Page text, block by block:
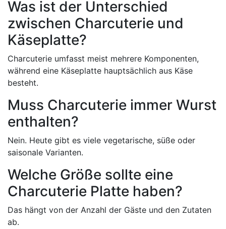
Was ist der Unterschied
zwischen Charcuterie und
Käseplatte?
Charcuterie umfasst meist mehrere Komponenten,
während eine Käseplatte hauptsächlich aus Käse
besteht.
Muss Charcuterie immer Wurst
enthalten?
Nein. Heute gibt es viele vegetarische, süße oder
saisonale Varianten.
Welche Größe sollte eine
Charcuterie Platte haben?
Das hängt von der Anzahl der Gäste und den Zutaten
ab.